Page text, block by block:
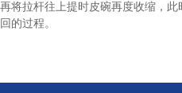
将拉杆往上提时皮碗再度收缩，
的过程。